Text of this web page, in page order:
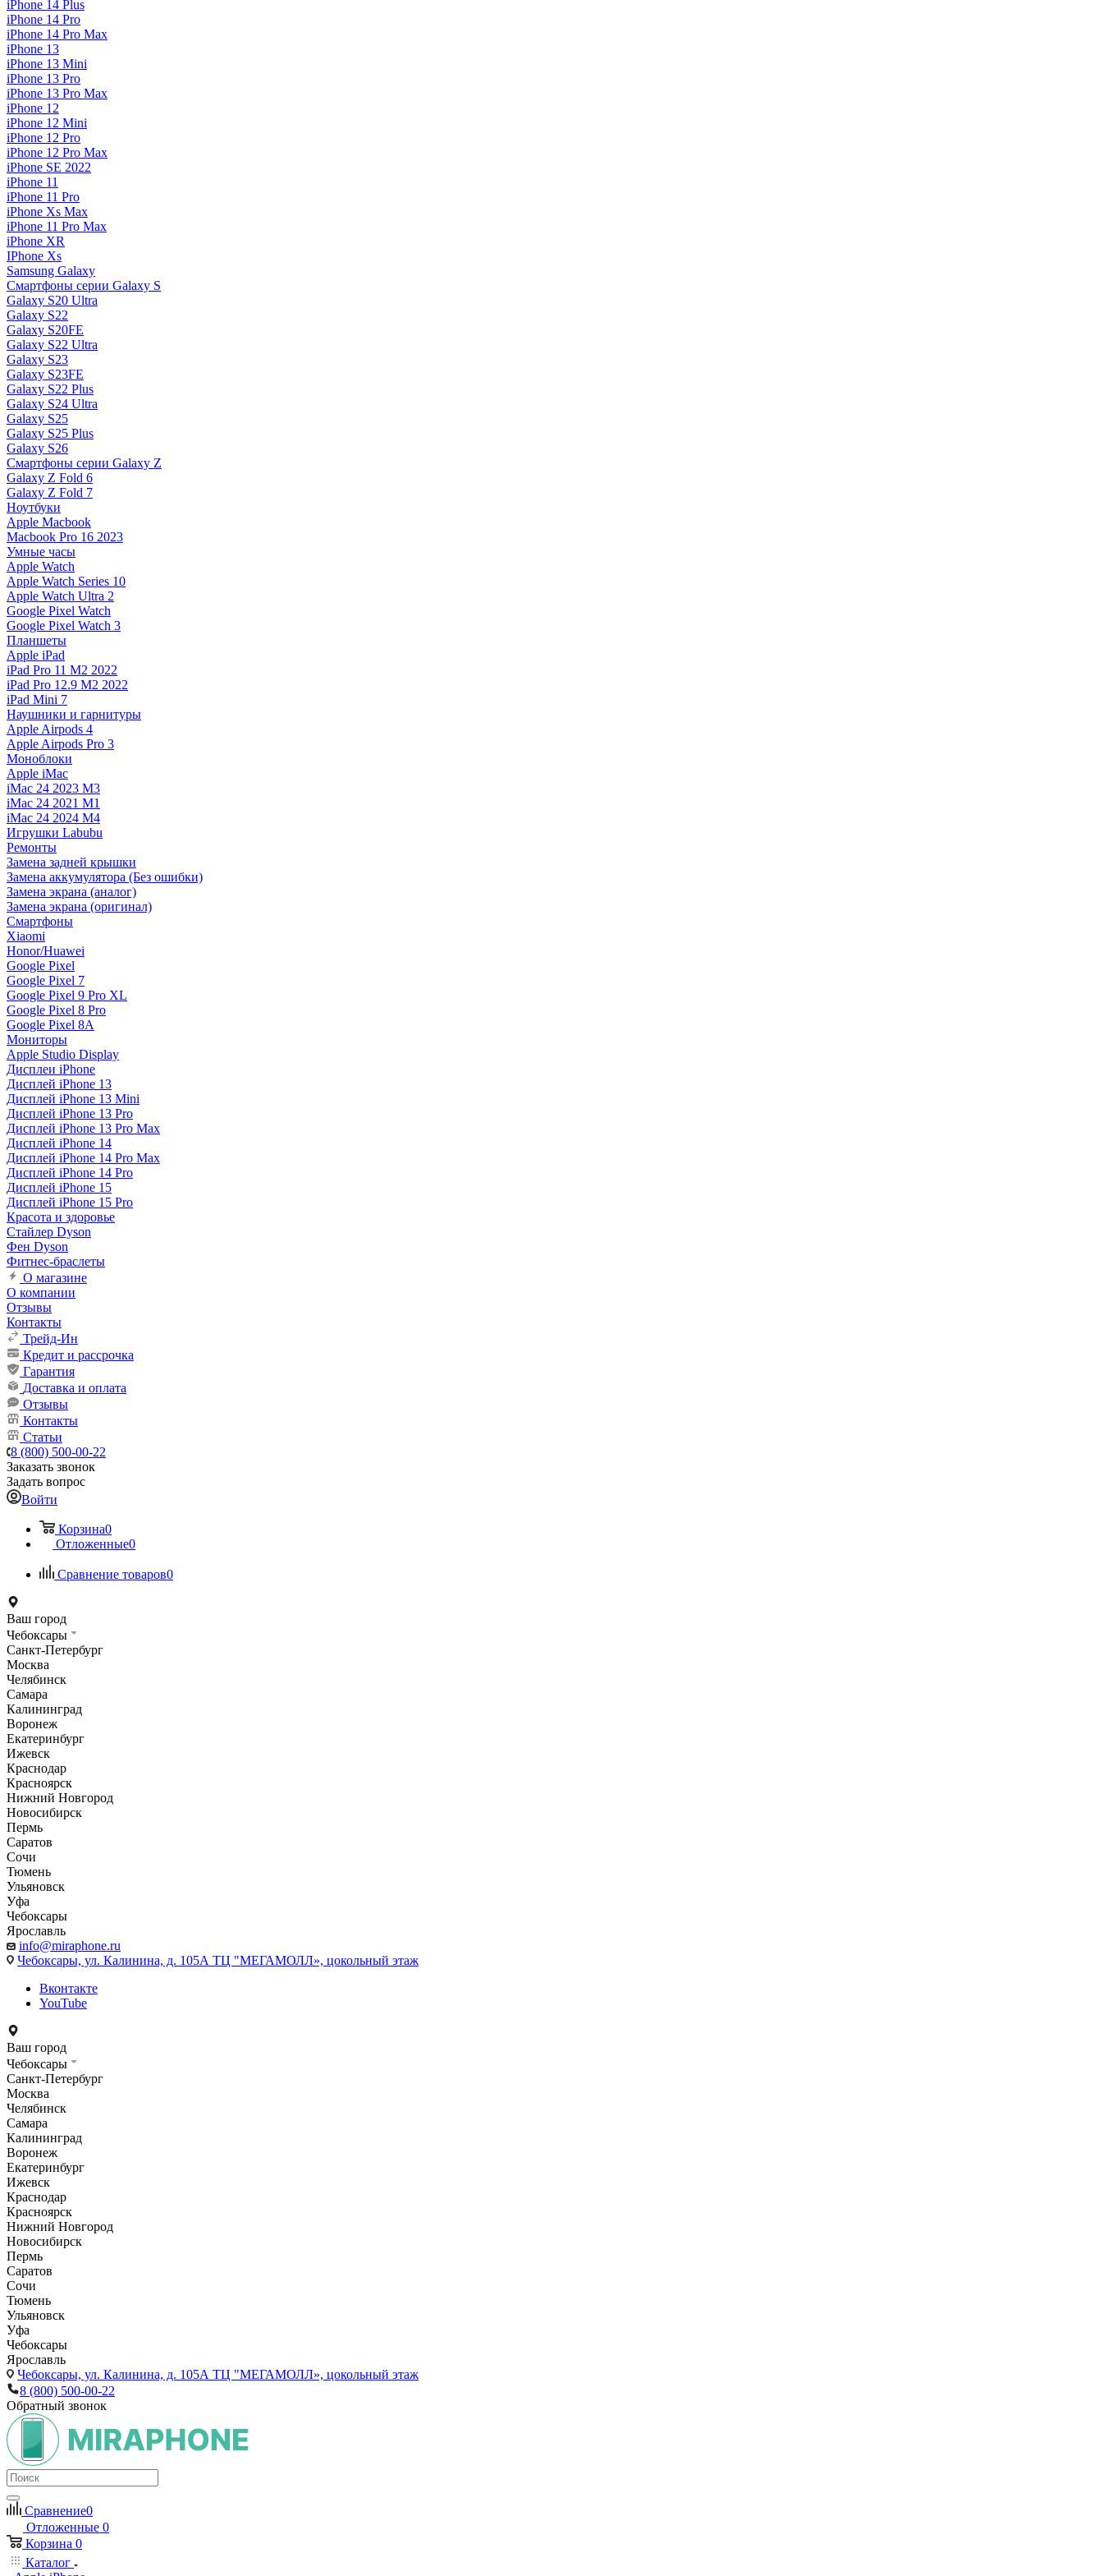
iPhone 14 Plus
iPhone 14 Pro
iPhone 14 Pro Max
iPhone 13
iPhone 13 Mini
iPhone 13 Pro
iPhone 13 Pro Max
iPhone 12
iPhone 12 Mini
iPhone 12 Pro
iPhone 12 Pro Max
iPhone SE 2022
iPhone 11
iPhone 11 Pro
iPhone Xs Max
iPhone 11 Pro Max
iPhone XR
IPhone Xs
Samsung Galaxy
Смартфоны серии Galaxy S
Galaxy S20 Ultra
Galaxy S22
Galaxy S20FE
Galaxy S22 Ultra
Galaxy S23
Galaxy S23FE
Galaxy S22 Plus
Galaxy S24 Ultra
Galaxy S25
Galaxy S25 Plus
Galaxy S26
Смартфоны серии Galaxy Z
Galaxy Z Fold 6
Galaxy Z Fold 7
Ноутбуки
Apple Macbook
Macbook Pro 16 2023
Умные часы
Apple Watch
Apple Watch Series 10
Apple Watch Ultra 2
Google Pixel Watch
Google Pixel Watch 3
Планшеты
Apple iPad
iPad Pro 11 M2 2022
iPad Pro 12.9 M2 2022
iPad Mini 7
Наушники и гарнитуры
Apple Airpods 4
Apple Airpods Pro 3
Моноблоки
Apple iMac
iMac 24 2023 M3
iMac 24 2021 M1
iMac 24 2024 M4
Игрушки Labubu
Ремонты
Замена задней крышки
Замена аккумулятора (Без ошибки)
Замена экрана (аналог)
Замена экрана (оригинал)
Смартфоны
Xiaomi
Honor/Huawei
Google Pixel
Google Pixel 7
Google Pixel 9 Pro XL
Google Pixel 8 Pro
Google Pixel 8A
Мониторы
Apple Studio Display
Дисплеи iPhone
Дисплей iPhone 13
Дисплей iPhone 13 Mini
Дисплей iPhone 13 Pro
Дисплей iPhone 13 Pro Max
Дисплей iPhone 14
Дисплей iPhone 14 Pro Max
Дисплей iPhone 14 Pro
Дисплей iPhone 15
Дисплей iPhone 15 Pro
Красота и здоровье
Стайлер Dyson
Фен Dyson
Фитнес-браслеты
О магазине
О компании
Отзывы
Контакты
Трейд-Ин
Кредит и рассрочка
Гарантия
Доставка и оплата
Отзывы
Контакты
Статьи
8 (800) 500-00-22
Заказать звонок
Задать вопрос
Войти
Корзина0
Отложенные0
Сравнение товаров0
Ваш город
Чебоксары
Санкт-Петербург
Москва
Челябинск
Самара
Калининград
Воронеж
Екатеринбург
Ижевск
Краснодар
Красноярск
Нижний Новгород
Новосибирск
Пермь
Саратов
Сочи
Тюмень
Ульяновск
Уфа
Чебоксары
Ярославль
info@miraphone.ru
Чебоксары, ул. Калинина, д. 105А ТЦ "МЕГАМОЛЛ», цокольный этаж
Вконтакте
YouTube
Ваш город
Чебоксары
Санкт-Петербург
Москва
Челябинск
Самара
Калининград
Воронеж
Екатеринбург
Ижевск
Краснодар
Красноярск
Нижний Новгород
Новосибирск
Пермь
Саратов
Сочи
Тюмень
Ульяновск
Уфа
Чебоксары
Ярославль
Чебоксары, ул. Калинина, д. 105А ТЦ "МЕГАМОЛЛ», цокольный этаж
8 (800) 500-00-22
Обратный звонок
Сравнение0
Отложенные 0
Корзина 0
Каталог